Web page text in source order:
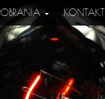
KONTAKT